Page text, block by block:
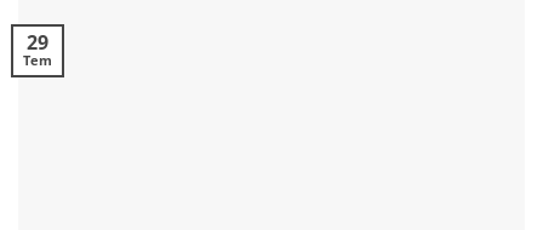
29
Tem